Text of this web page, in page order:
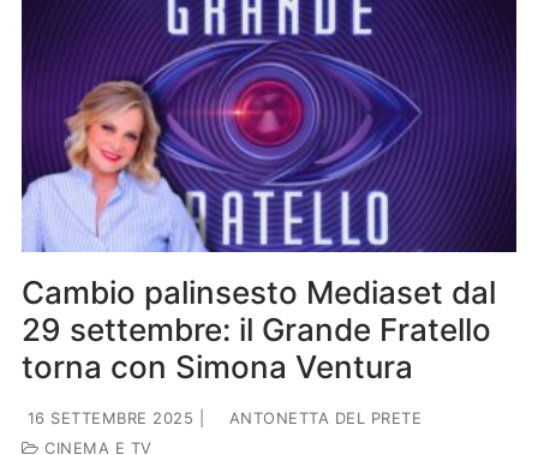
Cambio palinsesto Mediaset dal
29 settembre: il Grande Fratello
torna con Simona Ventura
16 SETTEMBRE 2025
ANTONETTA DEL PRETE
CINEMA E TV